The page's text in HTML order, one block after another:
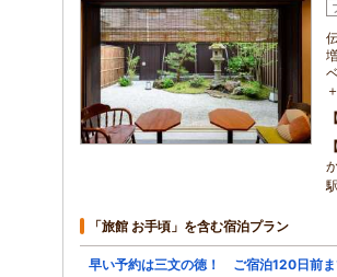
「旅館 お手頃」を含む宿泊プラン
早い予約は三文の徳！ ご宿泊120日前